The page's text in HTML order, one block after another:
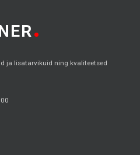
ja lisatarvikuid ning kvaliteetsed